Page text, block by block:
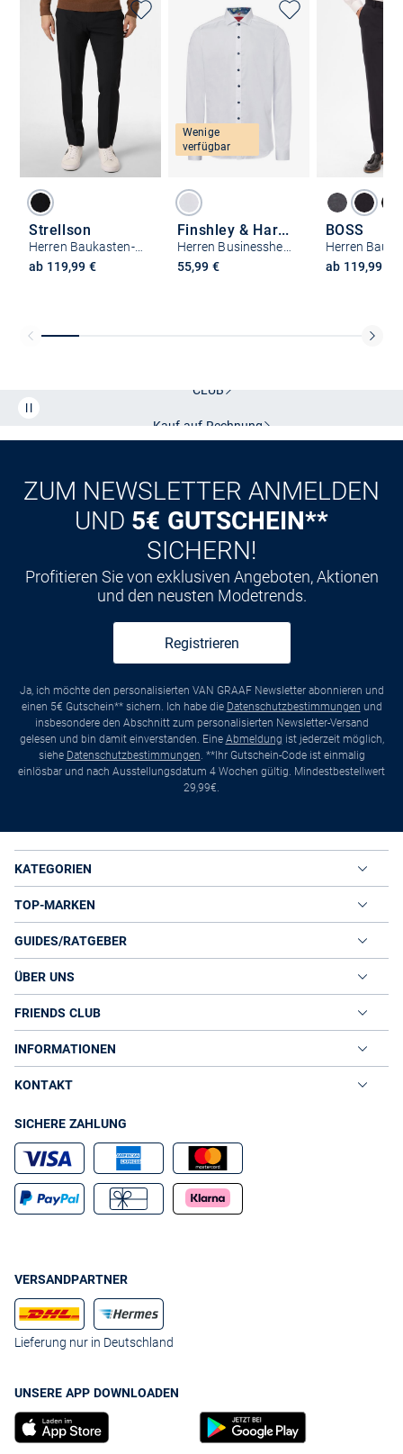
Strellson
Herren Baukasten-Hose - Melwin
ab 119,99 €
Wenige
verfügbar
Finshley & Harding
Herren Businesshemd
55,99 €
BOSS
ab 119,99 €
CLUB
Kauf auf Rechnung
ZUM NEWSLETTER ANMELDEN
UND 5€ GUTSCHEIN**
SICHERN!
Profitieren Sie von exklusiven Angeboten, Aktionen
und den neusten Modetrends.
Registrieren
Ja, ich möchte den personalisierten VAN GRAAF Newsletter abonnieren und
einen 5€ Gutschein** sichern. Ich habe die Datenschutzbestimmungen und
insbesondere den Abschnitt zum personalisierten Newsletter-Versand
gelesen und bin damit einverstanden. Eine Abmeldung ist jederzeit möglich,
siehe Datenschutzbestimmungen. **Ihr Gutschein-Code ist einmalig
einlösbar und nach Ausstellungsdatum 4 Wochen gültig. Mindestbestellwert
29,99€.
KATEGORIEN
TOP-MARKEN
GUIDES/RATGEBER
ÜBER UNS
FRIENDS CLUB
INFORMATIONEN
KONTAKT
SICHERE ZAHLUNG
VERSANDPARTNER
Lieferung nur in Deutschland
UNSERE APP DOWNLOADEN